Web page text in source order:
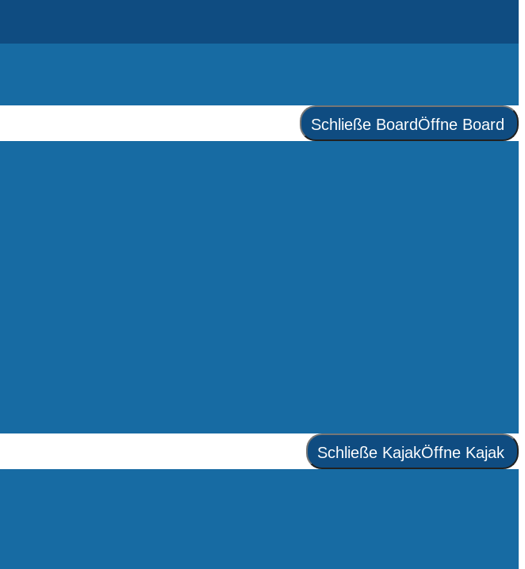
Schließe BoardÖffne Board
Schließe KajakÖffne Kajak